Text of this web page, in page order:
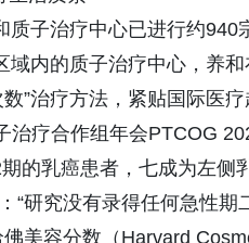
质子治疗中心已进行约
域内的质子治疗中心，养
”治疗方法，紧贴国际医
治疗合作组年会PTCOG
的乳癌患者，七成为左
“研究没有录得任何急性
美容分数（Harvard